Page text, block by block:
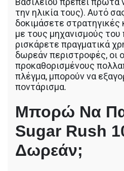
την ηλικία τους). Αυτό
δοκιμάσετε στρατηγικές
με τους μηχανισμούς του
ρισκάρετε πραγματικά
δωρεάν περιστροφές, οι
προκαθορισμένους
πλέγμα, μπορούν να
ποντάρισμα.
Μπορώ Να
Sugar Rush
Δωρεάν;